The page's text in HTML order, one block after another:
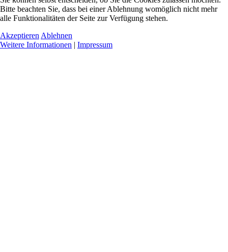
Bitte beachten Sie, dass bei einer Ablehnung womöglich nicht mehr
alle Funktionalitäten der Seite zur Verfügung stehen.
Akzeptieren Ablehnen
Weitere Informationen | Impressum